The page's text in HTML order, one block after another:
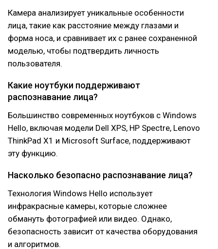
Камера анализирует уникальные особенности
лица, такие как расстояние между глазами и
форма носа, и сравнивает их с ранее сохраненной
моделью, чтобы подтвердить личность
пользователя.
Какие ноутбуки поддерживают
распознавание лица?
Большинство современных ноутбуков с Windows
Hello, включая модели Dell XPS, HP Spectre, Lenovo
ThinkPad X1 и Microsoft Surface, поддерживают
эту функцию.
Насколько безопасно распознавание лица?
Технология Windows Hello использует
инфракрасные камеры, которые сложнее
обмануть фотографией или видео. Однако,
безопасность зависит от качества оборудования
и алгоритмов.